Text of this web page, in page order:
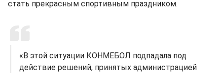
стать прекрасным спортивным праздником.
«В этой ситуации КОНМЕБОЛ подпадала под
действие решений, принятых администрацией